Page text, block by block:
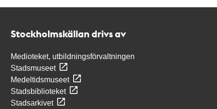
Stockholmskällan drivs av
Medioteket, utbildningsförvaltningen
Stadsmuseet
Medeltidsmuseet
Stadsbiblioteket
Stadsarkivet